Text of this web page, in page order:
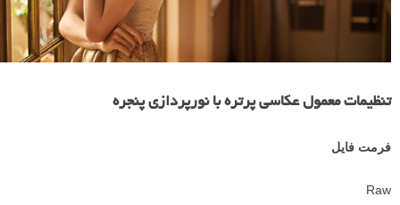
تنظیمات معمول عکاسی پرتره با نورپردازی پنجره
فرمت فایل
Raw